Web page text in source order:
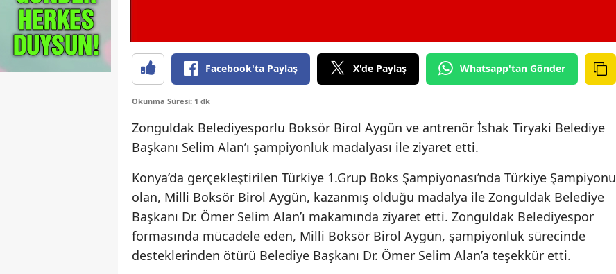
Facebook'ta Paylaş X'de Paylaş Whatsapp'tan Gönder
Okunma Süresi: 1 dk
Zonguldak Belediyesporlu Boksör Birol Aygün ve antrenör İshak Tiryaki Belediye
Başkanı Selim Alan’ı şampiyonluk madalyası ile ziyaret etti.
Konya’da gerçekleştirilen Türkiye 1.Grup Boks Şampiyonası’nda Türkiye Şampiyonu
olan, Milli Boksör Birol Aygün, kazanmış olduğu madalya ile Zonguldak Belediye
Başkanı Dr. Ömer Selim Alan’ı makamında ziyaret etti. Zonguldak Belediyespor
formasında mücadele eden, Milli Boksör Birol Aygün, şampiyonluk sürecinde
desteklerinden ötürü Belediye Başkanı Dr. Ömer Selim Alan’a teşekkür etti.